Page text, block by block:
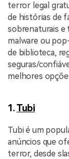
terror legal
de histórias de
sobrenaturais e
malware ou
de biblioteca,
seguras/
melhores
1.Tubi
Tubi é um
anúncios que
terror, desde